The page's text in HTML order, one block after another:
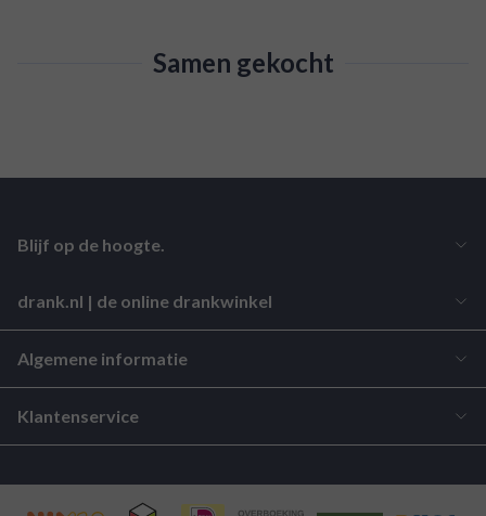
Samen gekocht
drank.nl | de online drankwinkel
Algemene informatie
Klantenservice
Blijf op de hoogte.